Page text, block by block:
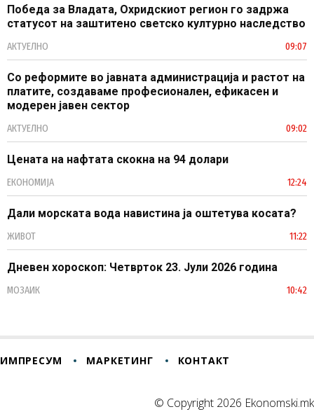
Победа за Владата, Охридскиот регион го задржа
статусот на заштитено светско културно наследство
АКТУЕЛНО 09:07
Со реформите во јавната администрација и растот на
платите, создаваме професионален, ефикасен и
модерен јавен сектор
АКТУЕЛНО 09:02
Цената на нафтата скокна на 94 долари
ЕКОНОМИЈА 12:24
Дали морската вода навистина ја оштетува косата?
ЖИВОТ 11:22
Дневен хороскоп: Четврток 23. Јули 2026 година
МОЗАИК 10:42
ИМПРЕСУМ МАРКЕТИНГ КОНТАКТ
© Copyright 2026 Ekonomski.mk